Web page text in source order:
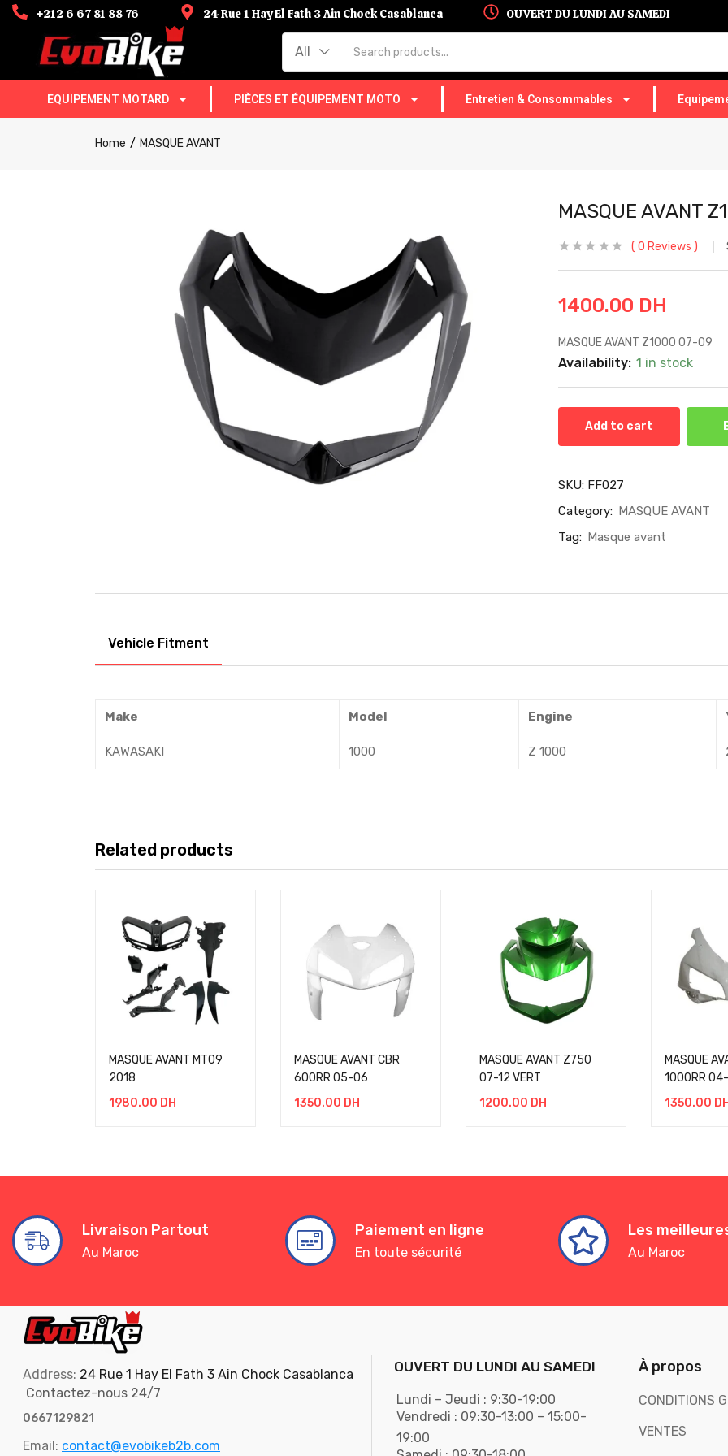
+212 6 67 81 88 76 24 Rue 1 Hay El Fath 3 Ain Chock Casablanca OUVERT DU LUNDI AU SAMEDI
All
EQUIPEMENT MOTARD PIÈCES ET ÉQUIPEMENT MOTO Entretien & Consommables
Home MASQUE AVANT
MASQUE AVANT
0 Reviews
1400.00 DH
MASQUE AVANT Z1000 07-09
Availability: 1 in stock
Add to cart
SKU: FF027
Category: MASQUE AVANT
Tag: Masque avant
Vehicle Fitment
Make Model Engine
KAWASAKI 1000 Z 1000
Related products
MASQUE AVANT MT09
2018
1980.00 DH
MASQUE AVANT CBR
600RR 05-06
1350.00 DH
MASQUE AVANT Z750
07-12 VERT
1200.00 DH
MASQUE
1000RR
1350.00 DH
Livraison Partout
Au Maroc
Paiement en ligne
En toute sécurité
Les
Au Maroc
Address: 24 Rue 1 Hay El Fath 3 Ain Chock Casablanca
Contactez-nous 24/7
0667129821
Email: contact@evobikeb2b.com
OUVERT DU LUNDI AU SAMEDI
Lundi – Jeudi : 9:30-19:00
Vendredi : 09:30-13:00 – 15:00-
19:00
À propos
CONDITIONS
VENTES